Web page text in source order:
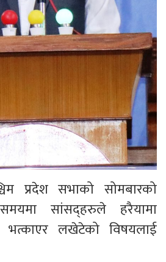
प्रदेश सभाको सोमबारको
सांसद्हरुले हरैयामा
भत्काएर लखेटेको विषयलाई